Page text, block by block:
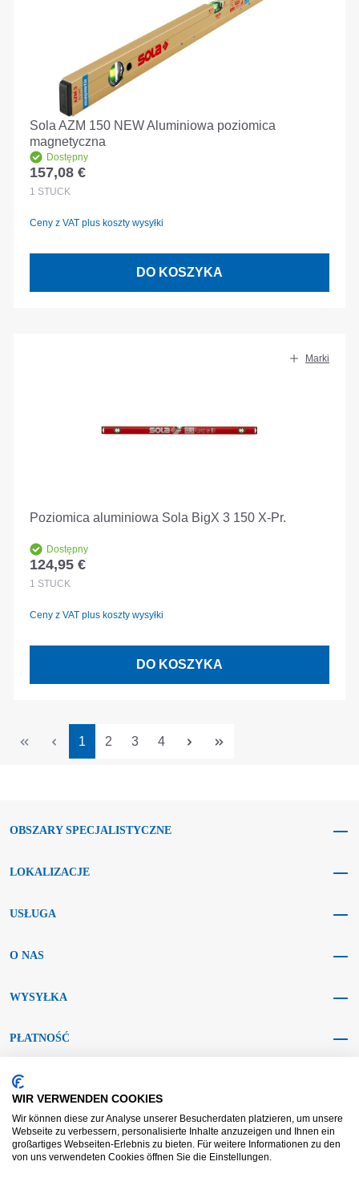
Sola AZM 150 NEW Aluminiowa poziomica
magnetyczna
Dostępny
Cena regularna:
157,08 €
1 STÜCK
Ceny z VAT plus koszty wysyłki
DO KOSZYKA
Marki
Poziomica aluminiowa Sola BigX 3 150 X-Pr.
Dostępny
Cena regularna:
124,95 €
1 STÜCK
Ceny z VAT plus koszty wysyłki
DO KOSZYKA
Strona
1 Strona
2 Strona
3 Strona
4
OBSZARY SPECJALISTYCZNE
LOKALIZACJE
USŁUGA
O NAS
WYSYŁKA
PŁATNOŚĆ
MEDIA SPOŁECZNOŚCIOWE
WIR VERWENDEN COOKIES
Wir können diese zur Analyse unserer Besucherdaten platzieren, um unsere
Webseite zu verbessern, personalisierte Inhalte anzuzeigen und Ihnen ein
großartiges Webseiten-Erlebnis zu bieten. Für weitere Informationen zu den
von uns verwendeten Cookies öffnen Sie die Einstellungen.